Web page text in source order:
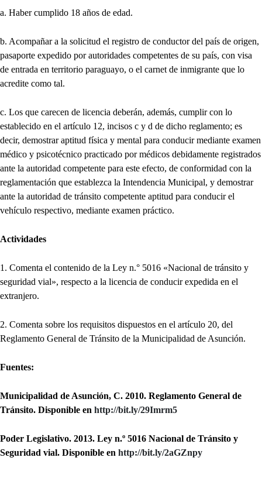
a. Haber cumplido 18 años de edad.
b. Acompañar a la solicitud el registro de conductor del país de origen,
pasaporte expedido por autoridades competentes de su país, con visa
de entrada en territorio paraguayo, o el carnet de inmigrante que lo
acredite como tal.
c. Los que carecen de licencia deberán, además, cumplir con lo
establecido en el artículo 12, incisos c y d de dicho reglamento; es
decir, demostrar aptitud física y mental para conducir mediante examen
médico y psicotécnico practicado por médicos debidamente registrados
ante la autoridad competente para este efecto, de conformidad con la
reglamentación que establezca la Intendencia Municipal, y demostrar
ante la autoridad de tránsito competente aptitud para conducir el
vehículo respectivo, mediante examen práctico.
Actividades
1. Comenta el contenido de la Ley n.° 5016 «Nacional de tránsito y
seguridad vial», respecto a la licencia de conducir expedida en el
extranjero.
2. Comenta sobre los requisitos dispuestos en el artículo 20, del
Reglamento General de Tránsito de la Municipalidad de Asunción.
Fuentes:
Municipalidad de Asunción, C. 2010. Reglamento General de
Tránsito. Disponible en http://bit.ly/29Imrm5
Poder Legislativo. 2013. Ley n.º 5016 Nacional de Tránsito y
Seguridad vial. Disponible en http://bit.ly/2aGZnpy